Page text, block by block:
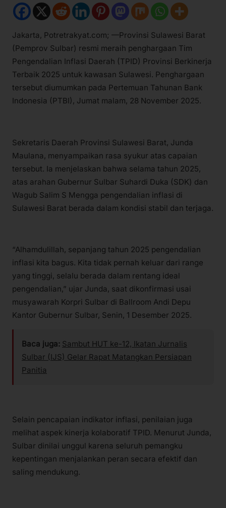
Jakarta, Potretrakyat.com; —Provinsi Sulawesi Barat
(Pemprov Sulbar) resmi meraih penghargaan Tim
Pengendalian Inflasi Daerah (TPID) Provinsi Berkinerja
Terbaik 2025 untuk kawasan Sulawesi. Penghargaan
tersebut diumumkan pada Pertemuan Tahunan Bank
Indonesia (PTBI), Jumat malam, 28 November 2025.
Sekretaris Daerah Provinsi Sulawesi Barat, Junda
Maulana, menyampaikan rasa syukur atas capaian
tersebut. Ia menjelaskan bahwa selama tahun 2025,
atas arahan Gubernur Sulbar Suhardi Duka (SDK) dan
Wagub Salim S Mengga pengendalian inflasi di
Sulawesi Barat berada dalam kondisi stabil dan terjaga.
“Alhamdulillah, sepanjang tahun 2025 pengendalian
inflasi kita bagus. Kita tidak pernah keluar dari range
yang tinggi, selalu berada dalam rentang ideal
pengendalian,” ujar Junda, saat dikonfirmasi usai
musyawarah Korpri Sulbar di Ballroom Andi Depu
Kantor Gubernur Sulbar, Senin, 1 Desember 2025.
Baca juga: Sambut HUT ke-12, Ikatan Jurnalis
Sulbar (IJS) Gelar Rapat Matangkan Persiapan
Panitia
Selain pencapaian indikator inflasi, penilaian juga
melihat aspek kinerja kolaboratif TPID. Menurut Junda,
Sulbar dinilai unggul karena seluruh pemangku
kepentingan menjalankan peran secara efektif dan
saling mendukung.